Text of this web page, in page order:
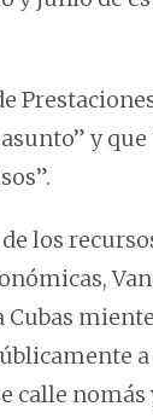
y
los
Cubas
calle